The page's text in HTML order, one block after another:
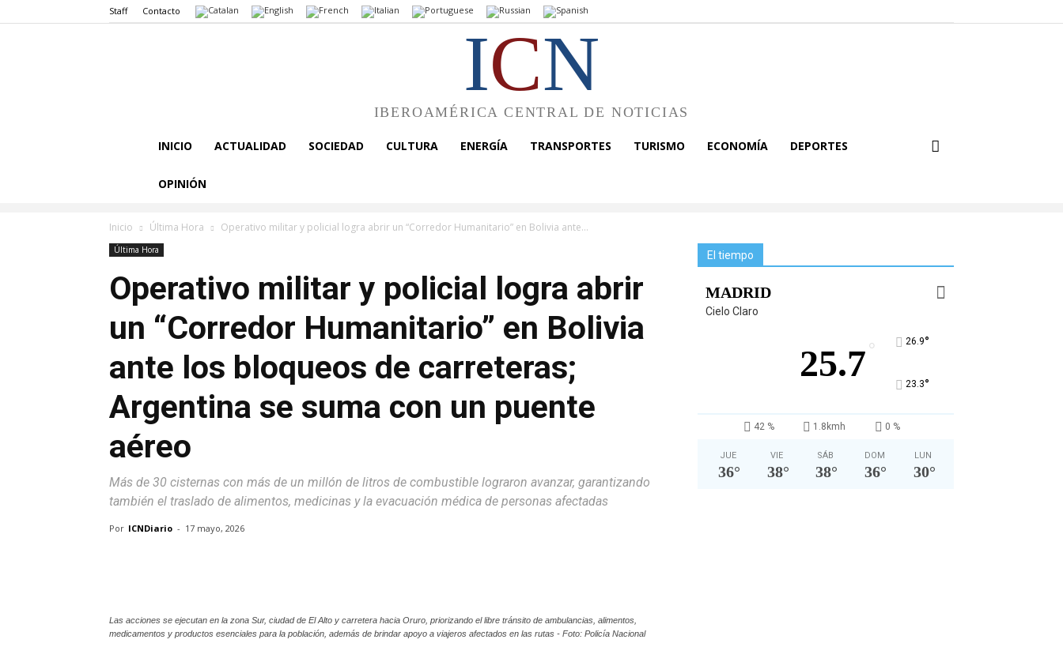
Staff Contacto
ICN
IBEROAMÉRICA CENTRAL DE NOTICIAS
INICIO ACTUALIDAD SOCIEDAD CULTURA ENERGÍA TRANSPORTES TURISMO ECONOMÍA DEPORTES
OPINIÓN
Inicio Última Hora Operativo militar y policial logra abrir un “Corredor Humanitario” en Bolivia ante...
Última Hora
Operativo militar y policial logra abrir
un “Corredor Humanitario” en Bolivia
ante los bloqueos de carreteras;
Argentina se suma con un puente
aéreo
Más de 30 cisternas con más de un millón de litros de combustible lograron avanzar, garantizando
también el traslado de alimentos, medicinas y la evacuación médica de personas afectadas
Por ICNDiario - 17 mayo, 2026
Las acciones se ejecutan en la zona Sur, ciudad de El Alto y carretera hacia Oruro, priorizando el libre tránsito de ambulancias, alimentos,
medicamentos y productos esenciales para la población, además de brindar apoyo a viajeros afectados en las rutas - Foto: Policía Nacional
El tiempo
MADRID
Cielo Claro
25.7 ° 26.9°
23.3°
42 % 1.8kmh 0 %
JUE
36°
VIE
38°
SÁB
38°
DOM
36°
LUN
30°